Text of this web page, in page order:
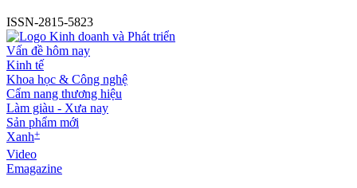
ISSN-2815-5823
Vấn đề hôm nay
Kinh tế
Khoa học & Công nghệ
Cẩm nang thương hiệu
Làm giàu - Xưa nay
Sản phẩm mới
Xanh+
Video
Emagazine